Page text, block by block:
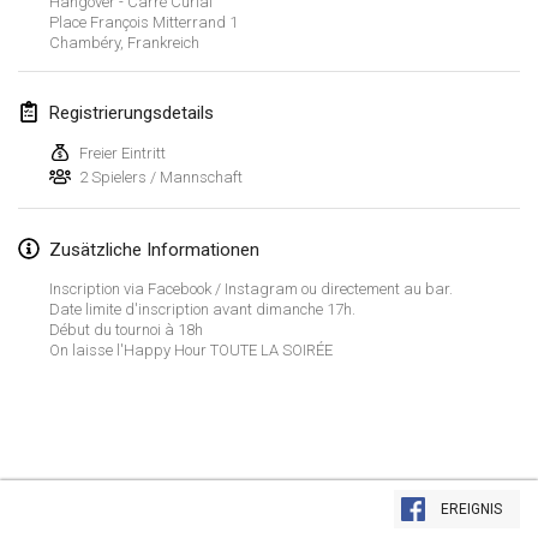
Liste anzeigen
Place François Mitterrand 1
Chambéry, Frankreich
Registrierungsdetails
Freier Eintritt
2 Spielers / Mannschaft
Zusätzliche Informationen
Inscription via Facebook / Instagram ou directement au bar.
Date limite d'inscription avant dimanche 17h.
Début du tournoi à 18h
On laisse l'Happy Hour TOUTE LA SOIRÉE
EREIGNIS
Februar 2022
MS v MÖLKPARKURU
4. Feb. 2022|
ABGESAGT
TangoMölkky
Kohti Kisoja
12. Feb. 2022 |Finnland